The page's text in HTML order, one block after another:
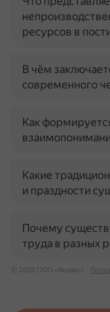
ресурсов в
В чём
современного
Как
Какие
и праздности
Почему
труда в разных
© 2026 ООО «Яндекс»